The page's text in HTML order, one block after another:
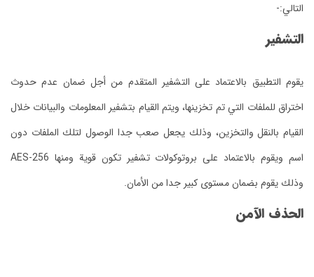
التالي:-
التشفير
يقوم التطبيق بالاعتماد على التشفير المتقدم من أجل ضمان عدم حدوث
اختراق للملفات التي تم تخزينها، ويتم القيام بتشفير المعلومات والبيانات خلال
القيام بالنقل والتخزين، وذلك يجعل صعب جدا الوصول لتلك الملفات دون
اسم ويقوم بالاعتماد على بروتوكولات تشفير تكون قوية ومنها AES-256
وذلك يقوم بضمان مستوى كبير جدا من الأمان.
الحذف الآمن